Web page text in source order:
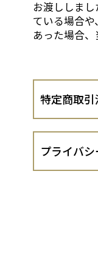
お渡ししま
ている場合
あった場合、
特定商取
会社名
プライバ